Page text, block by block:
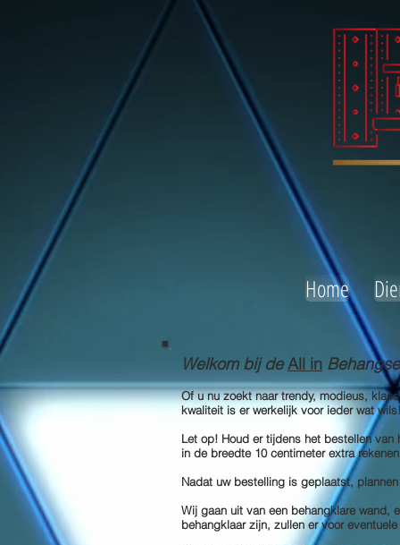
Home
Welkom bij deAll in
Of u nu zoekt naar trendy, modieus,
kwaliteit is er werkelijk voor ieder wat
Let op! Houd er tijdens het bestellen
in de breedte 10 centimeter extra
Nadat uw bestelling is geplaatst,
Wij gaan uit van een behangklare wand,
behangklaar zijn, zullen er voor